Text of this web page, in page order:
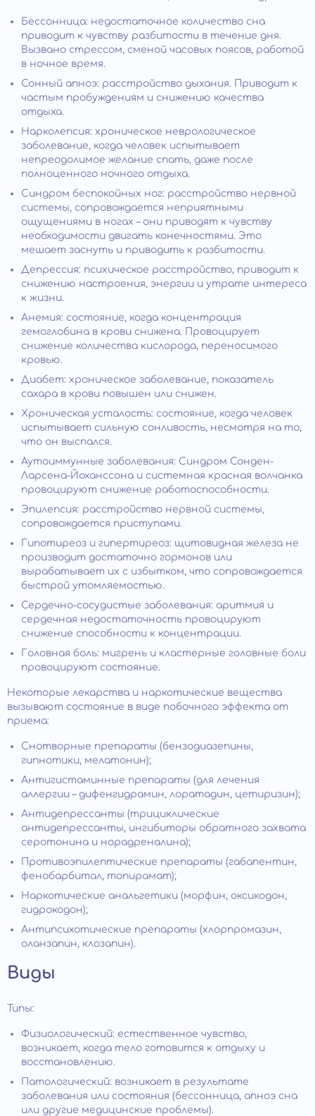
Бессонница: недостаточное количество сна
приводит к чувству разбитости в течение дня.
Вызвано стрессом, сменой часовых поясов, работой
в ночное время.
Сонный апноэ: расстройство дыхания. Приводит к
частым пробуждениям и снижению качества
отдыха.
Нарколепсия: хроническое неврологическое
заболевание, когда человек испытывает
непреодолимое желание спать, даже после
полноценного ночного отдыха.
Синдром беспокойных ног: расстройство нервной
системы, сопровождается неприятными
ощущениями в ногах – они приводят к чувству
необходимости двигать конечностями. Это
мешает заснуть и приводить к разбитости.
Депрессия: психическое расстройство, приводит к
снижению настроения, энергии и утрате интереса
к жизни.
Анемия: состояние, когда концентрация
гемоглобина в крови снижена. Провоцирует
снижение количества кислорода, переносимого
кровью.
Диабет: хроническое заболевание, показатель
сахара в крови повышен или снижен.
Хроническая усталость: состояние, когда человек
испытывает сильную сонливость, несмотря на то,
что он выспался.
Аутоиммунные заболевания: Синдром Сонден-
Ларсена-Йоханссона и системная красная волчанка
провоцируют снижение работоспособности.
Эпилепсия: расстройство нервной системы,
сопровождается приступами.
Гипотиреоз и гипертиреоз: щитовидная железа не
производит достаточно гормонов или
вырабатывает их с избытком, что сопровождается
быстрой утомляемостью.
Сердечно-сосудистые заболевания: аритмия и
сердечная недостаточность провоцируют
снижение способности к концентрации.
Головная боль: мигрень и кластерные головные боли
провоцируют состояние.
Некоторые лекарства и наркотические вещества
вызывают состояние в виде побочного эффекта от
приема:
Снотворные препараты (бензодиазепины,
гипнотики, мелатонин);
Антигистаминные препараты (для лечения
аллергии – дифенгидрамин, лоратадин, цетиризин);
Антидепрессанты (трициклические
антидепрессанты, ингибиторы обратного захвата
серотонина и норадреналина);
Противоэпилептические препараты (габапентин,
фенобарбитал, топирамат);
Наркотические анальгетики (морфин, оксикодон,
гидрокодон);
Антипсихотические препараты (хлорпромазин,
оланзапин, клозапин).
Виды
Типы:
Физиологический: естественное чувство,
возникает, когда тело готовится к отдыху и
восстановлению.
Патологический: возникает в результате
заболевания или состояния (бессонница, апноэ сна
или другие медицинские проблемы).